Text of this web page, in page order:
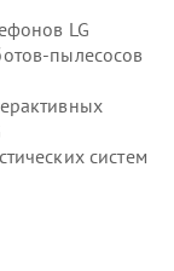
LG
пылесосов
систем